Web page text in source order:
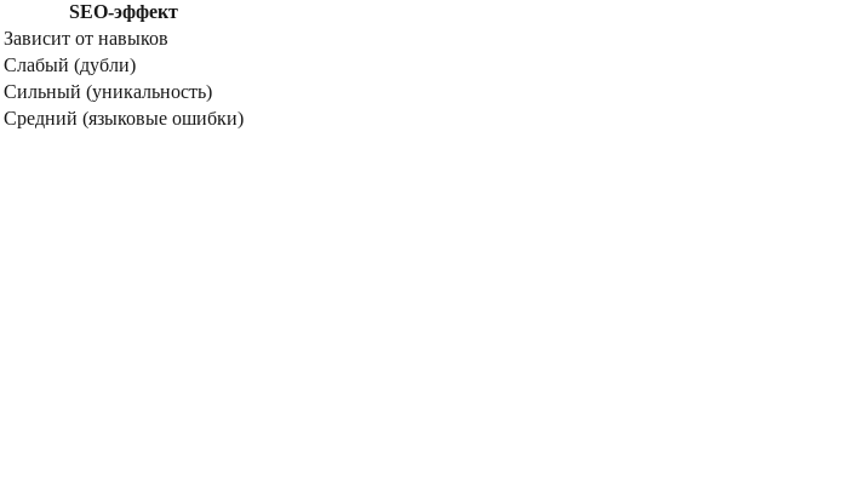
SEO-эффект
Зависит от навыков
Слабый (дубли)
Сильный (уникальность)
Средний (языковые ошибки)